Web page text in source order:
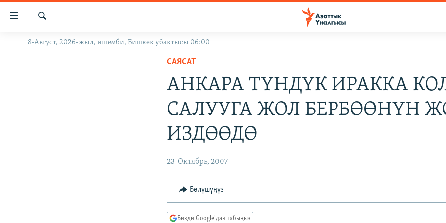
Линктер
Мазмунга
Навигацияга
ЖАҢЫЛЫКТАР
Издөө
8-Август, 2026-жыл, ишемби, Бишкек убактысы 06:00
САЯСАТ
АНКАРА ТҮНДҮК ИРАККА
САЛУУГА ЖОЛ БЕРБӨӨНҮН
ИЗДӨӨДӨ
23-Октябрь, 2007
Бөлүшүңүз
Бизди Google'дан табыңыз